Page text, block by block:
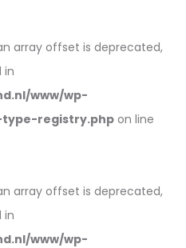
array offset is deprecated,
in
www/wp-
registry.php on line
array offset is deprecated,
in
www/wp-